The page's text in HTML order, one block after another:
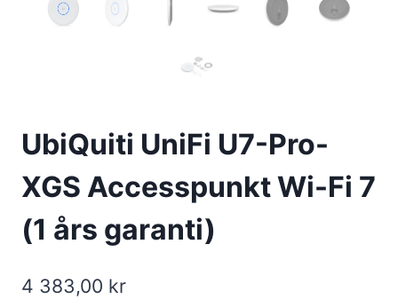
UbiQuiti UniFi U7-Pro-
XGS Accesspunkt Wi-Fi 7
(1 års garanti)
4 383,00 kr